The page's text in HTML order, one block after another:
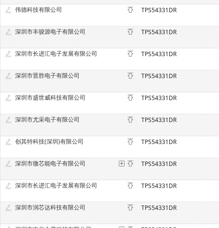
伟德科技有限公司 TPS54331DR
深圳市丰骏源电子有限公司 TPS54331DR
深圳市长进汇电子发展有限公司 TPS54331DR
深圳市晋胜电子有限公司 TPS54331DR
深圳市盛世威科技有限公司 TPS54331DR
深圳市尤采电子有限公司 TPS54331DR
创其特科技(深圳)有限公司 TPS54331DR
深圳市微芯能电子有限公司 TPS54331DR
深圳市长进汇电子发展有限公司 TPS54331DR
深圳市润芯达科技有限公司 TPS54331DR